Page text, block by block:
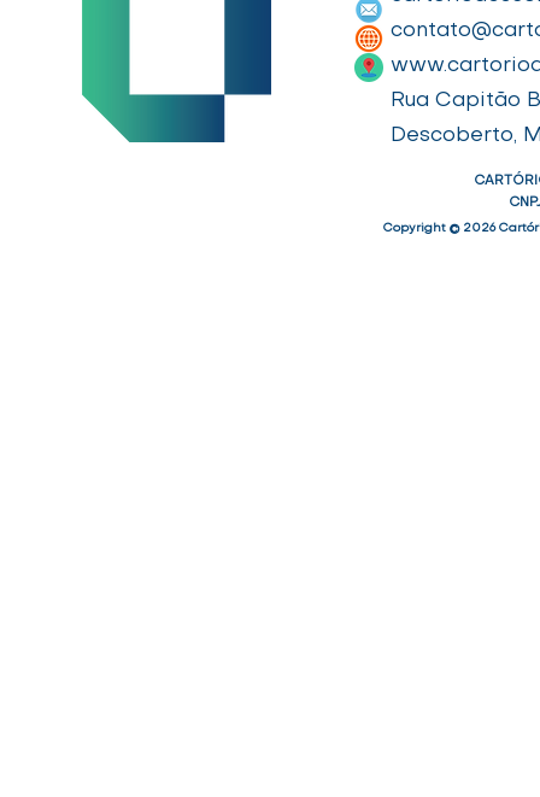
Rua Capitão
Descoberto,
Copyright © 2026